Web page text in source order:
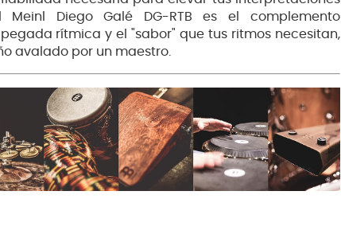
Diego Galé DG-RTB es el complemento
rítmica y el "sabor" que tus ritmos necesitan,
avalado por un maestro.